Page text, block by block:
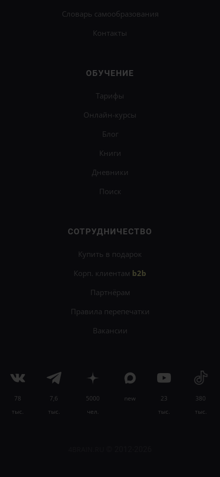
Словарь самообразования
Контакты
ОБУЧЕНИЕ
Тарифы
Онлайн-курсы
Блог
Книги
Дневники
Поиск
СОТРУДНИЧЕСТВО
Купить в подарок
Корп. клиентам b2b
Партнёрам
Правила перепечатки
Вакансии
78
тыс.
7,6
тыс.
5000
чел.
new
23
тыс.
380
тыс.